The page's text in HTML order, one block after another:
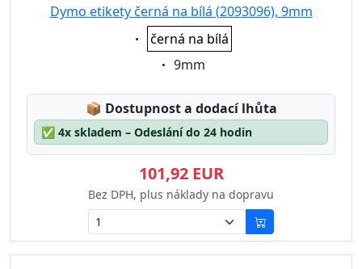
Dymo etikety černá na bílá (2093096), 9mm
Eigenschaft:
černá na bílá
Eigenschaft:
9mm
📦 Lagerstatus:
Dostupnost a dodací lhůta
✅ 4x skladem – Odeslání do 24 hodin
101,92 EUR
Bez DPH, plus náklady na dopravu